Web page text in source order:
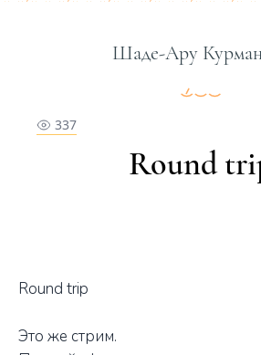
Шаде-Ару
337
Round
Round trip
Это же стрим.